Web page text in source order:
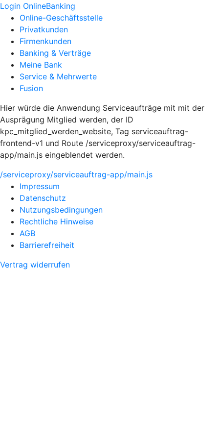
Login OnlineBanking
Online-Geschäftsstelle
Privatkunden
Firmenkunden
Banking & Verträge
Meine Bank
Service & Mehrwerte
Fusion
Hier würde die Anwendung Serviceaufträge mit mit der
Ausprägung Mitglied werden, der ID
kpc_mitglied_werden_website, Tag serviceauftrag-
frontend-v1 und Route /serviceproxy/serviceauftrag-
app/main.js eingeblendet werden.
/serviceproxy/serviceauftrag-app/main.js
Impressum
Datenschutz
Nutzungsbedingungen
Rechtliche Hinweise
AGB
Barrierefreiheit
Vertrag widerrufen